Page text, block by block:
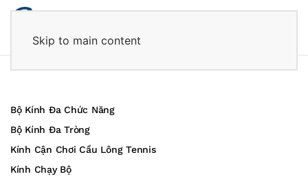
Skip to main content
Bộ Kính Đa Chức Năng
Bộ Kính Đa Tròng
Kính Cận Chơi Cầu Lông Tennis
Kính Chạy Bộ